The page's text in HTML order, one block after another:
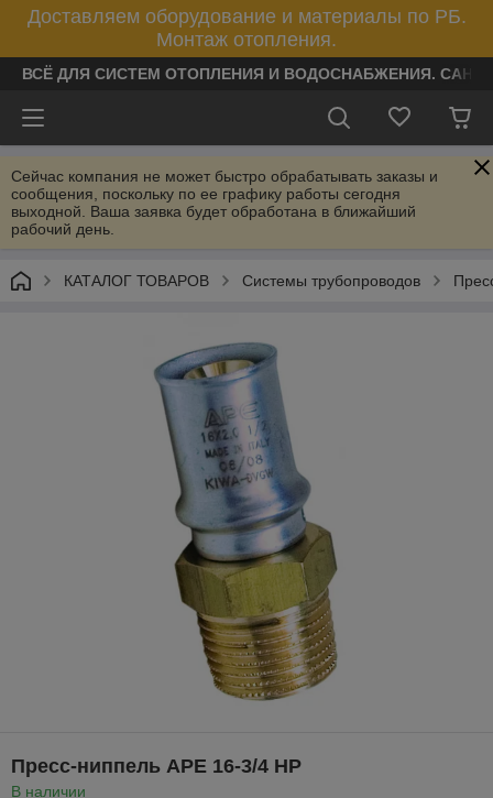
Доставляем оборудование и материалы по РБ.
Монтаж отопления.
ВСЁ ДЛЯ СИСТЕМ ОТОПЛЕНИЯ И ВОДОСНАБЖЕНИЯ.
Сейчас компания не может быстро обрабатывать заказы и
сообщения, поскольку по ее графику работы сегодня
выходной. Ваша заявка будет обработана в ближайший
рабочий день.
КАТАЛОГ ТОВАРОВ Системы трубопроводов
Пресс-ниппель APE 16-3/4 НР
В наличии